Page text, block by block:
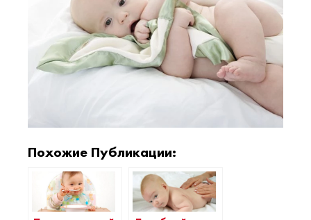
Похожие Публикации: